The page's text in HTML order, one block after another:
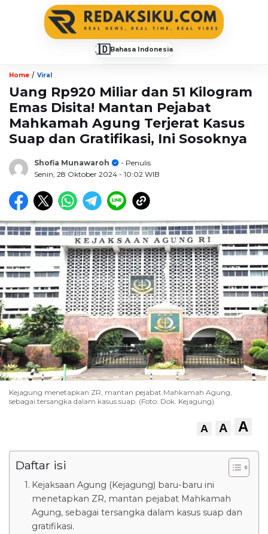
🇮🇩Bahasa Indonesia
Home / Viral
Uang Rp920 Miliar dan 51 Kilogram
Emas Disita! Mantan Pejabat
Mahkamah Agung Terjerat Kasus
Suap dan Gratifikasi, Ini Sosoknya
Shofia Munawaroh
- Penulis
Senin, 28 Oktober 2024 - 10:02 WIB
Kejagung menetapkan ZR, mantan pejabat Mahkamah Agung,
sebagai tersangka dalam kasus suap. (Foto: Dok. Kejagung)
A A A
Daftar isi
Kejaksaan Agung (Kejagung) baru-baru ini
menetapkan ZR, mantan pejabat Mahkamah
Agung, sebagai tersangka dalam kasus suap dan
gratifikasi.